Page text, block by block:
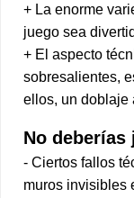
+ La enorme
juego sea
+ El aspecto
sobresalientes,
ellos, un doblaje
No deberías
- Ciertos fallos
muros invisibles